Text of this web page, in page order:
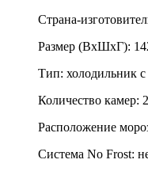
Страна-
Размер (ВхШхГ):
Тип: холодильник
Количество камер: 2
Расположение
Система No Frost: